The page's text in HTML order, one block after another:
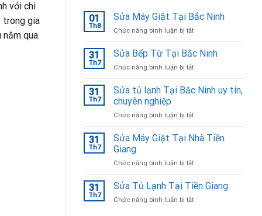
với chi
trong gia
qua.
01
Th8
Sửa Máy Giặt Tại Bắc Ninh
Chức năng bình luận bị tắtở
Máy
Tại
Ninh
31
Th7
Sửa Bếp Từ Tại Bắc Ninh
Chức năng bình luận bị tắtở
Bếp
Bắc
31
Th7
Sửa tủ lạnh Tại Bắc Ninh uy tín,
chuyên nghiệp
Chức năng bình luận bị tắtở
tủ
Bắc
uy
chuyên
31
Th7
Sửa Máy Giặt Tại Nhà Tiền
Giang
Chức năng bình luận bị tắtở
Máy
Giặt
Tại
31
Th7
Sửa Tủ Lạnh Tại Tiền Giang
Chức năng bình luận bị tắtở